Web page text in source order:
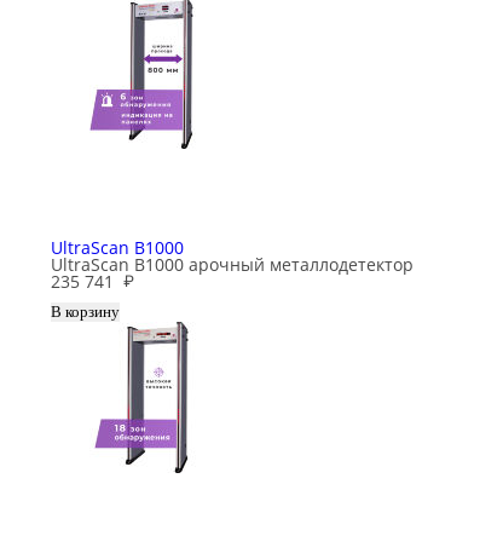
UltraScan B1000
UltraScan B1000 арочный металлодетектор
235 741 ₽